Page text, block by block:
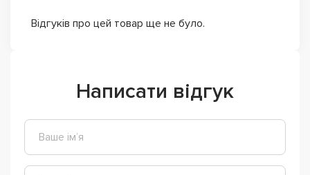
Відгуків про цей товар ще не було.
Написати відгук